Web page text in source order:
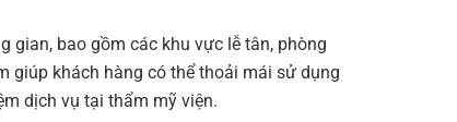
gian, bao gồm các khu vực lễ tân, phòng
giúp khách hàng có thể thoải mái sử dụng
dịch vụ tại thẩm mỹ viện.